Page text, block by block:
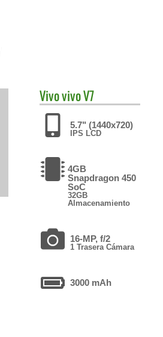
Vivovivo V7
5.7" (1440x720)
IPS LCD
4GB
Snapdragon 450
SoC
32GB
Almacenamiento
16-MP, f/2
1 Trasera Cámara
3000 mAh